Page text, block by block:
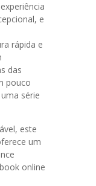
e
rápida e
das
pouco
série
este
um
online